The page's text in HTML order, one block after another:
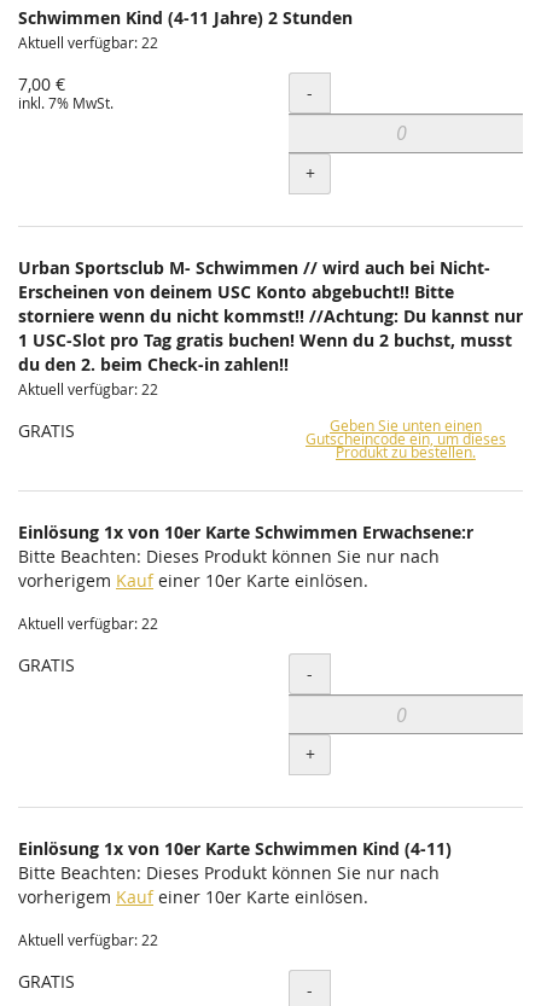
Schwimmen Kind (4-11 Jahre) 2 Stunden
Aktuell verfügbar: 22
7,00 €
inkl. 7% MwSt. Menge
-
+
Urban Sportsclub M- Schwimmen // wird auch bei Nicht-
Erscheinen von deinem USC Konto abgebucht!! Bitte
storniere wenn du nicht kommst!! //Achtung: Du kannst nur
1 USC-Slot pro Tag gratis buchen! Wenn du 2 buchst, musst
du den 2. beim Check-in zahlen!!
Aktuell verfügbar: 22
GRATIS Geben Sie unten einen
Gutscheincode ein, um dieses
Produkt zu bestellen.
Einlösung 1x von 10er Karte Schwimmen Erwachsene:r
Bitte Beachten: Dieses Produkt können Sie nur nach
vorherigem Kaufeiner 10er Karte einlösen.
Aktuell verfügbar: 22
GRATIS Menge
-
+
Einlösung 1x von 10er Karte Schwimmen Kind (4-11)
Bitte Beachten: Dieses Produkt können Sie nur nach
vorherigem Kaufeiner 10er Karte einlösen.
Aktuell verfügbar: 22
GRATIS Menge
-